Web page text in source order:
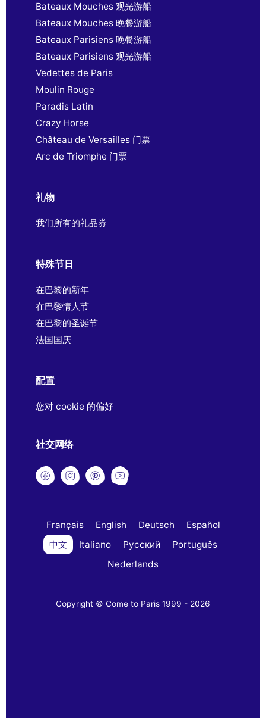
Bateaux Mouches 观光游船
Bateaux Mouches 晚餐游船
Bateaux Parisiens 晚餐游船
Bateaux Parisiens 观光游船
Vedettes de Paris
Moulin Rouge
Paradis Latin
Crazy Horse
Château de Versailles 门票
Arc de Triomphe 门票
礼物
我们所有的礼品券
特殊节日
在巴黎的新年
在巴黎情人节
在巴黎的圣诞节
法国国庆
配置
您对 cookie 的偏好
社交网络
Français English Deutsch
Español
中文
Italiano Русский
Português
Nederlands
Copyright © Come to Paris 1999 - 2026